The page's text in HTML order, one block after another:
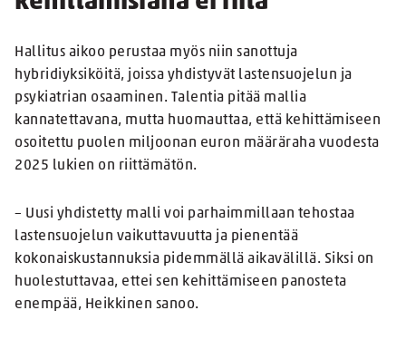
Hallitus aikoo perustaa myös niin sanottuja
hybridiyksiköitä, joissa yhdistyvät lastensuojelun ja
psykiatrian osaaminen. Talentia pitää mallia
kannatettavana, mutta huomauttaa, että kehittämiseen
osoitettu puolen miljoonan euron määräraha vuodesta
2025 lukien on riittämätön.
– Uusi yhdistetty malli voi parhaimmillaan tehostaa
lastensuojelun vaikuttavuutta ja pienentää
kokonaiskustannuksia pidemmällä aikavälillä. Siksi on
huolestuttavaa, ettei sen kehittämiseen panosteta
enempää, Heikkinen sanoo.